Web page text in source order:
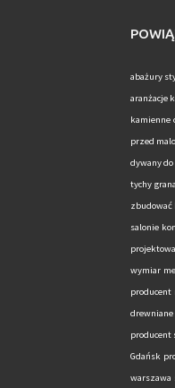
abażury
aranżacje
kamienne
przed
dywany
tychy
zbudować
salonie
wymiar
producent
drewniane
producent
Gdańsk
warszawa